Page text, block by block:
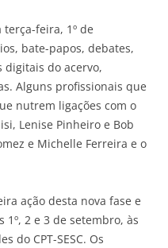
feira, 1º de
bate-papos, debates,
do acervo,
Alguns profissionais que
nutrem ligações com o
Lenise Pinheiro e Bob
e Michelle Ferreira e o
ação desta nova fase e
2 e 3 de setembro, às
do CPT-SESC. Os